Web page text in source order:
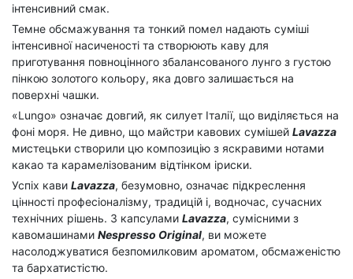
інтенсивний смак.
Темне обсмажування та тонкий помел надають суміші
інтенсивної насиченості та створюють каву для
приготування повноцінного збалансованого лунго з густою
пінкою золотого кольору, яка довго залишається на
поверхні чашки.
«Lungo» означає довгий, як силует Італії, що виділяється на
фоні моря. Не дивно, що майстри кавових сумішей Lavazza
мистецьки створили цю композицію з яскравими нотами
какао та карамелізованим відтінком іриски.
Успіх кави Lavazza, безумовно, означає підкреслення
цінності професіоналізму, традицій і, водночас, сучасних
технічних рішень. З капсулами Lavazza, сумісними з
кавомашинами Nespresso Original, ви можете
насолоджуватися безпомилковим ароматом, обсмаженістю
та бархатистістю.